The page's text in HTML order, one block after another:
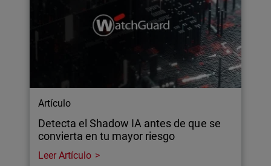
Artículo
Detecta el Shadow IA antes de que se
convierta en tu mayor riesgo
Leer Artículo